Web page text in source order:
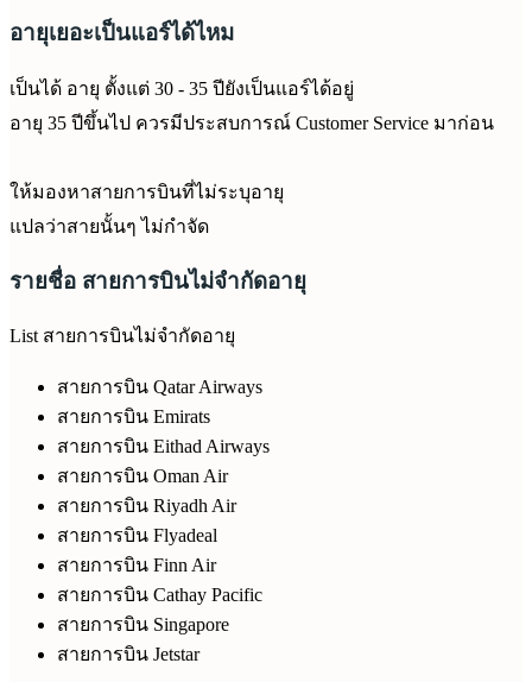
อายุเยอะเป็นแอร์ได้ไหม
เป็นได้ อายุ ตั้งแต่ 30 - 35 ปียังเป็นแอร์ได้อยู่
อายุ 35 ปีขึ้นไป ควรมีประสบการณ์ Customer Service มาก่อน
ให้มองหาสายการบินที่ไม่ระบุอายุ
แปลว่าสายนั้นๆ ไม่กำจัด
รายชื่อ สายการบินไม่จำกัดอายุ
List สายการบินไม่จำกัดอายุ
สายการบิน Qatar Airways
สายการบิน Emirats
สายการบิน Eithad Airways
สายการบิน Oman Air
สายการบิน Riyadh Air
สายการบิน Flyadeal
สายการบิน Finn Air
สายการบิน Cathay Pacific
สายการบิน Singapore
สายการบิน Jetstar